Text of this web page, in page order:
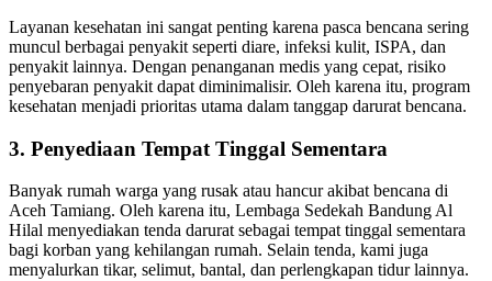
Layanan kesehatan ini sangat penting karena pasca bencana sering
muncul berbagai penyakit seperti diare, infeksi kulit, ISPA, dan
penyakit lainnya. Dengan penanganan medis yang cepat, risiko
penyebaran penyakit dapat diminimalisir. Oleh karena itu, program
kesehatan menjadi prioritas utama dalam tanggap darurat bencana.
3. Penyediaan Tempat Tinggal Sementara
Banyak rumah warga yang rusak atau hancur akibat bencana di
Aceh Tamiang. Oleh karena itu, Lembaga Sedekah Bandung Al
Hilal menyediakan tenda darurat sebagai tempat tinggal sementara
bagi korban yang kehilangan rumah. Selain tenda, kami juga
menyalurkan tikar, selimut, bantal, dan perlengkapan tidur lainnya.